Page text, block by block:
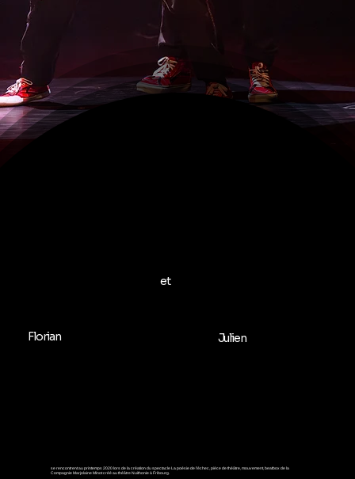
Florian
et
Julien
se rencontrent au printemps 2020 lors de la création du spectacle La poésie de l’échec, pièce de théâtre, mouvement, beatbox de la
Compagnie Marjolaine Minot créé au théâtre Nuithonie à Fribourg.